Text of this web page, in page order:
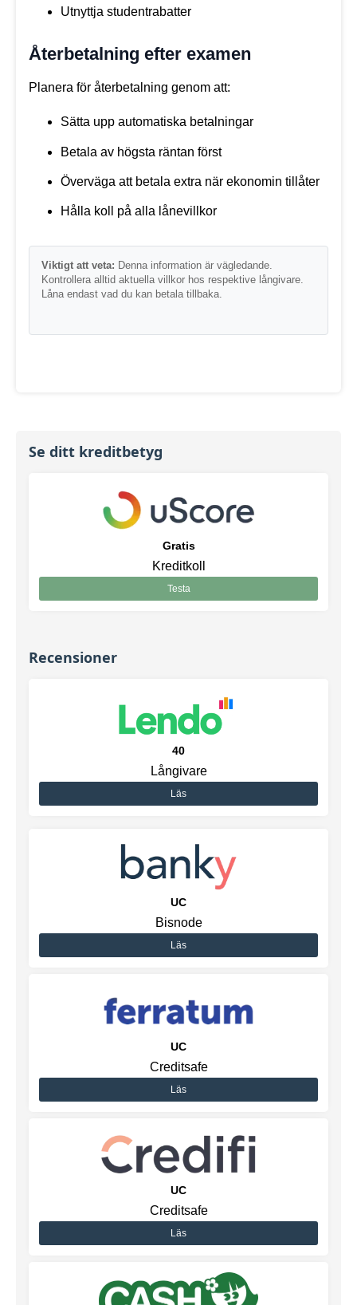
Utnyttja studentrabatter
Återbetalning efter examen
Planera för återbetalning genom att:
Sätta upp automatiska betalningar
Betala av högsta räntan först
Överväga att betala extra när ekonomin tillåter
Hålla koll på alla lånevillkor
Viktigt att veta: Denna information är vägledande.
Kontrollera alltid aktuella villkor hos respektive långivare.
Låna endast vad du kan betala tillbaka.
Se ditt kreditbetyg
Gratis
Kreditkoll
Testa
Recensioner
40
Långivare
Läs
UC
Bisnode
Läs
UC
Creditsafe
Läs
UC
Creditsafe
Läs